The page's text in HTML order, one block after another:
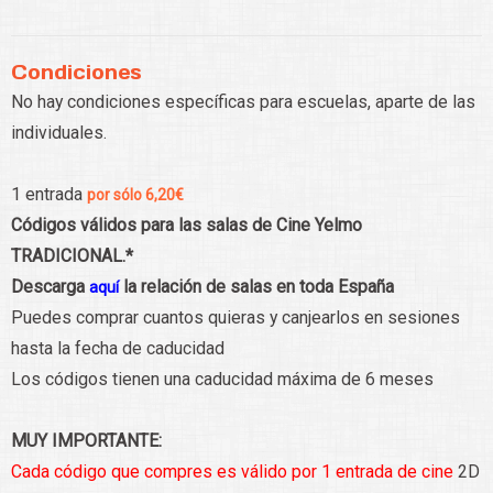
Condiciones
No hay condiciones específicas para escuelas, aparte de las
individuales.
1 entrada por sólo 6,20€
Códigos válidos para las salas de Cine Yelmo
TRADICIONAL.*
Descarga aquí la relación de salas en toda España
Puedes comprar cuantos quieras y canjearlos en sesiones
hasta la fecha de caducidad
Los códigos tienen una caducidad máxima de 6 meses
MUY IMPORTANTE:
Cada código que compres es válido por 1 entrada de cine 2D